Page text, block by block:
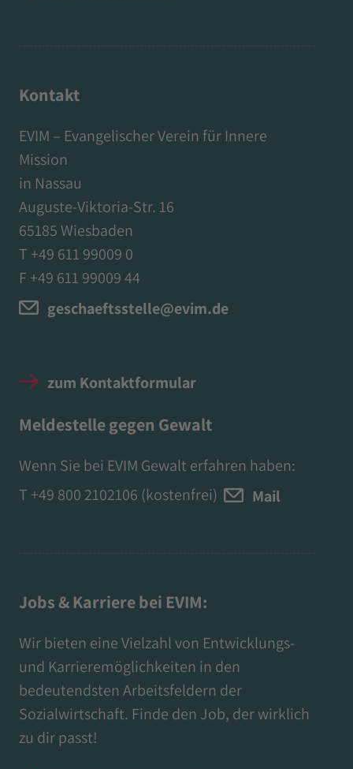
Kontakt
EVIM – Evangelischer Verein für Innere
Mission
in Nassau
Auguste-Viktoria-Str. 16
65185 Wiesbaden
T +49 611 99009 0
F +49 611 99009 44
geschaeftsstelle@evim.de
zum Kontaktformular
Meldestelle gegen Gewalt
Wenn Sie bei EVIM Gewalt erfahren haben:
T +49 800 2102106 (kostenfrei) Mail
Jobs & Karriere bei EVIM:
Wir bieten eine Vielzahl von Entwicklungs-
und Karrieremöglichkeiten in den
bedeutendsten Arbeitsfeldern der
Sozialwirtschaft. Finde den Job, der wirklich
zu dir passt!